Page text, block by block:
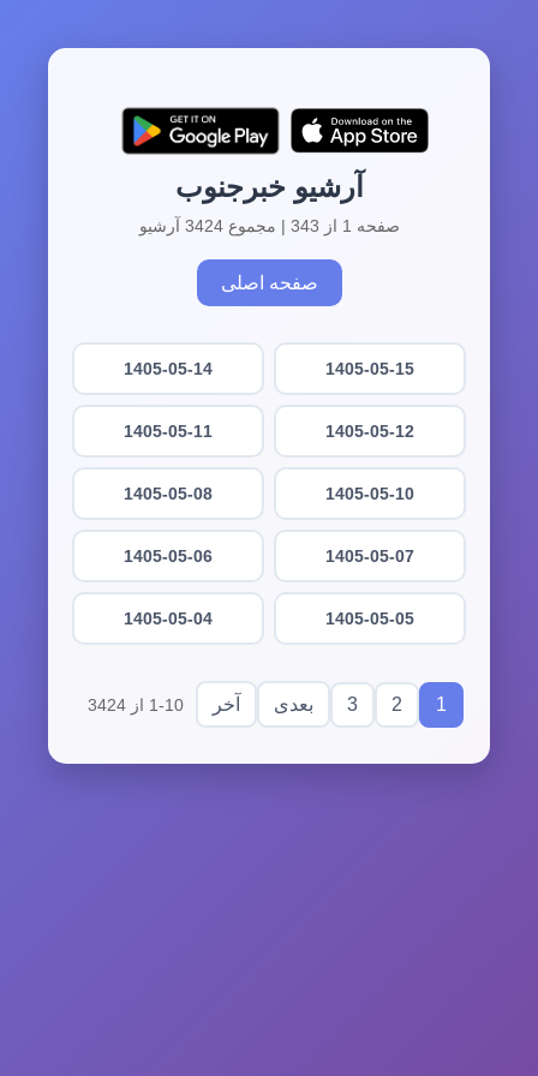
آرشیو خبرجنوب
صفحه 1 از 343 | مجموع 3424 آرشیو
صفحه اصلی
1405-05-15
1405-05-14
1405-05-12
1405-05-11
1405-05-10
1405-05-08
1405-05-07
1405-05-06
1405-05-05
1405-05-04
1
2
3 بعدی آخر 1-10 از 3424